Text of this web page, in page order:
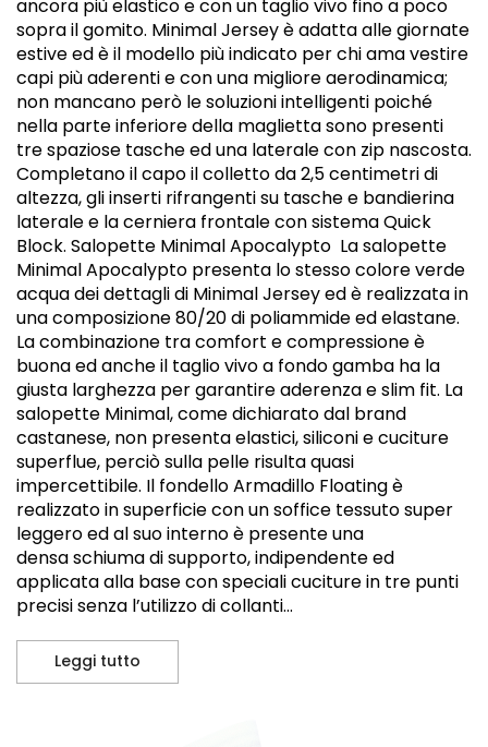
ancora più elastico e con un taglio vivo fino a poco
sopra il gomito. Minimal Jersey è adatta alle giornate
estive ed è il modello più indicato per chi ama vestire
capi più aderenti e con una migliore aerodinamica;
non mancano però le soluzioni intelligenti poiché
nella parte inferiore della maglietta sono presenti
tre spaziose tasche ed una laterale con zip nascosta.
Completano il capo il colletto da 2,5 centimetri di
altezza, gli inserti rifrangenti su tasche e bandierina
laterale e la cerniera frontale con sistema Quick
Block. Salopette Minimal Apocalypto La salopette
Minimal Apocalypto presenta lo stesso colore verde
acqua dei dettagli di Minimal Jersey ed è realizzata in
una composizione 80/20 di poliammide ed elastane.
La combinazione tra comfort e compressione è
buona ed anche il taglio vivo a fondo gamba ha la
giusta larghezza per garantire aderenza e slim fit. La
salopette Minimal, come dichiarato dal brand
castanese, non presenta elastici, siliconi e cuciture
superflue, perciò sulla pelle risulta quasi
impercettibile. Il fondello Armadillo Floating è
realizzato in superficie con un soffice tessuto super
leggero ed al suo interno è presente una
densa schiuma di supporto, indipendente ed
applicata alla base con speciali cuciture in tre punti
precisi senza l’utilizzo di collanti...
Leggi tutto